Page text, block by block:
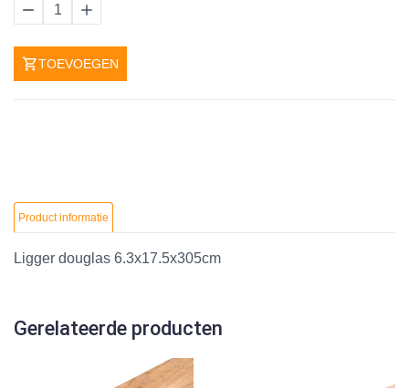
1
TOEVOEGEN
Product informatie
Ligger douglas 6.3x17.5x305cm
Gerelateerde producten